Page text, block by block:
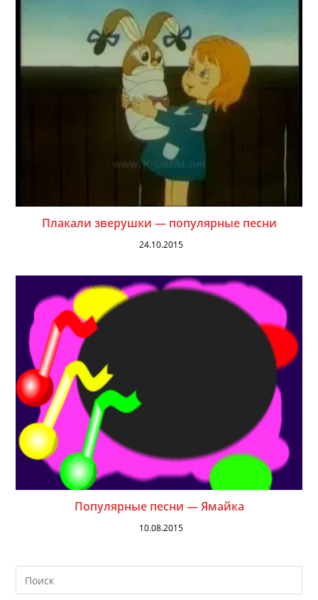
Плакали зверушки — популярные песни
24.10.2015
Популярные песни — Ямайка
10.08.2015